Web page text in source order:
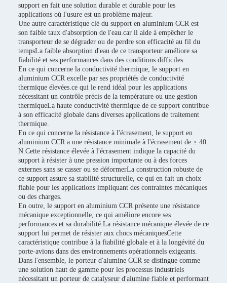
support en fait une solution durable et durable pour les
applications où l'usure est un problème majeur.
Une autre caractéristique clé du support en aluminium CCR est
son faible taux d'absorption de l'eau.car il aide à empêcher le
transporteur de se dégrader ou de perdre son efficacité au fil du
tempsLa faible absorption d'eau de ce transporteur améliore sa
fiabilité et ses performances dans des conditions difficiles.
En ce qui concerne la conductivité thermique, le support en
aluminium CCR excelle par ses propriétés de conductivité
thermique élevées.ce qui le rend idéal pour les applications
nécessitant un contrôle précis de la température ou une gestion
thermiqueLa haute conductivité thermique de ce support contribue
à son efficacité globale dans diverses applications de traitement
thermique.
En ce qui concerne la résistance à l'écrasement, le support en
aluminium CCR a une résistance minimale à l'écrasement de ≥ 40
N.Cette résistance élevée à l'écrasement indique la capacité du
support à résister à une pression importante ou à des forces
externes sans se casser ou se déformerLa construction robuste de
ce support assure sa stabilité structurelle, ce qui en fait un choix
fiable pour les applications impliquant des contraintes mécaniques
ou des charges.
En outre, le support en aluminium CCR présente une résistance
mécanique exceptionnelle, ce qui améliore encore ses
performances et sa durabilité.La résistance mécanique élevée de ce
support lui permet de résister aux chocs mécaniquesCette
caractéristique contribue à la fiabilité globale et à la longévité du
porte-avions dans des environnements opérationnels exigeants.
Dans l'ensemble, le porteur d'alumine CCR se distingue comme
une solution haut de gamme pour les processus industriels
nécessitant un porteur de catalyseur d'alumine fiable et performant